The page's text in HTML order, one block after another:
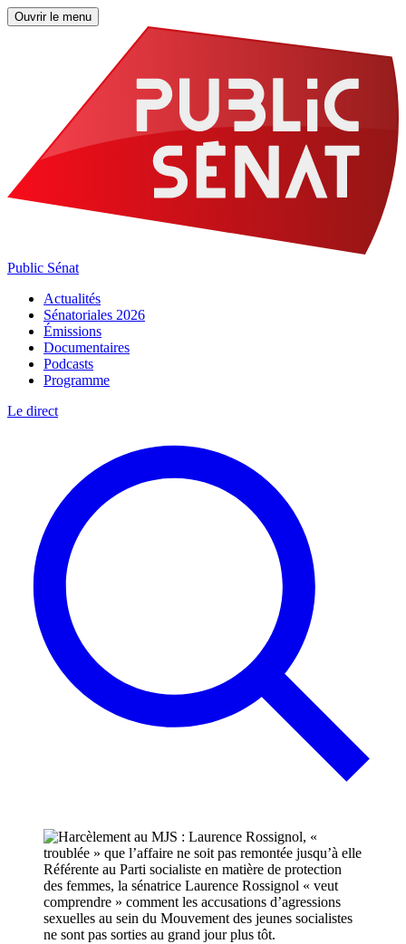
Ouvrir le menu
Public Sénat
Actualités
Sénatoriales 2026
Émissions
Documentaires
Podcasts
Programme
Le direct
Référente au Parti socialiste en matière de protection
des femmes, la sénatrice Laurence Rossignol « veut
comprendre » comment les accusations d’agressions
sexuelles au sein du Mouvement des jeunes socialistes
ne sont pas sorties au grand jour plus tôt.